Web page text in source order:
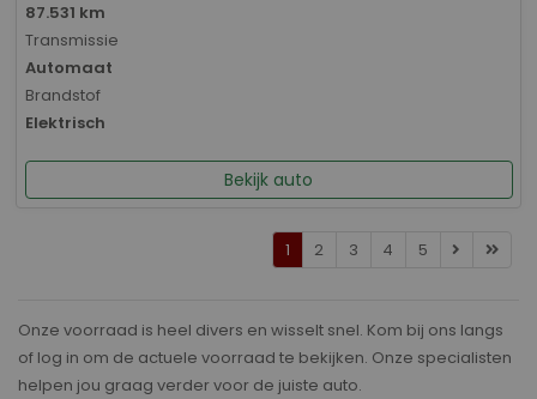
87.531 km
Transmissie
Automaat
Brandstof
Elektrisch
Bekijk auto
1 2 3 4 5
Onze voorraad is heel divers en wisselt snel. Kom bij ons langs
of log in om de actuele voorraad te bekijken. Onze specialisten
helpen jou graag verder voor de juiste auto.